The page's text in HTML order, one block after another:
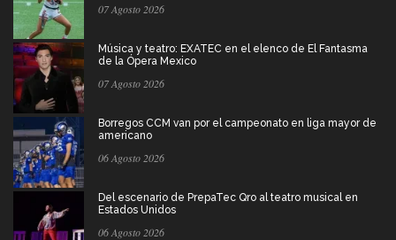
07 Agosto 2026
Música y teatro: EXATEC en el elenco de El Fantasma
de la Ópera Mexico
07 Agosto 2026
Borregos CCM van por el campeonato en liga mayor de
americano
06 Agosto 2026
Del escenario de PrepaTec Qro al teatro musical en
Estados Unidos
06 Agosto 2026